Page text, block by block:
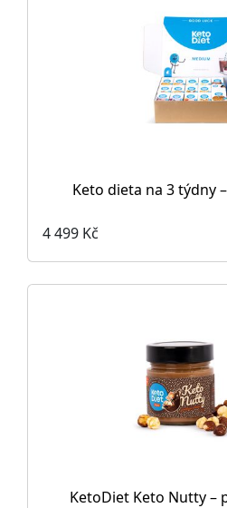
Keto dieta na 3 týdny
4 499 Kč
KetoDiet Keto Nutty –